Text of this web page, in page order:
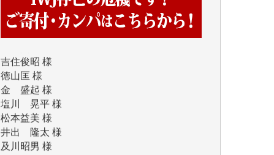
平野智生 様
山本賢二 様
吉住俊昭 様
金 盛起 様
塩川 晃平 様
松本益美 様
井出 隆太 様
及川昭男 様
岩井祐子 様
藤田英之 様